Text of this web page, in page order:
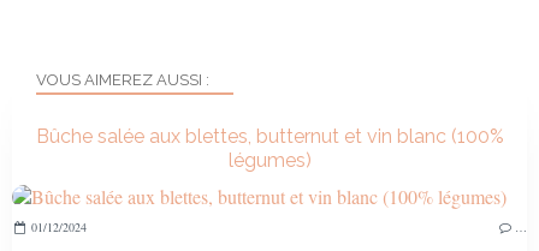
VOUS AIMEREZ AUSSI :
Bûche salée aux blettes, butternut et vin blanc (100%
légumes)
01/12/2024